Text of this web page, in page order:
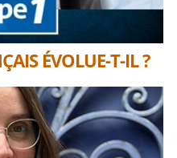
ÉVOLUE-T-IL ?